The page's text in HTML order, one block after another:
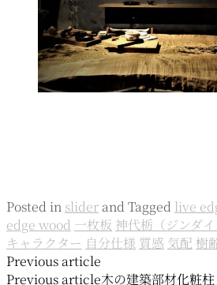
Posted in slider and Tagged live
edge wood 一枚板 神代栃（ジンダイ
キャラクター 自分仕様 質感 気配 樹
投
Previous article
Previous article木の建築部材化粧